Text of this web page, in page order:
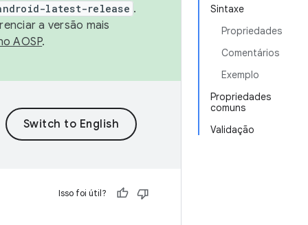
Sintaxe
Propriedades
Comentários
Exemplo
Propriedades
comuns
Validação
latest-release .
a versão mais
AOSP.
Isso foi útil?